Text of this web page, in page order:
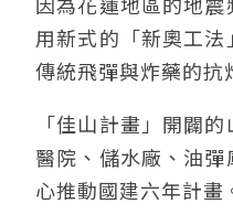
用新式的「新奧工
傳統飛彈與炸藥的抗
「佳山計畫」開闢
醫院、儲水廠、油
心推動國建六年計畫